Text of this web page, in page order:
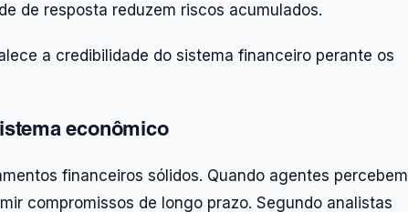
de resposta reduzem riscos acumulados.
a credibilidade do sistema financeiro perante os
econômico
financeiros sólidos. Quando agentes percebem
compromissos de longo prazo. Segundo analistas